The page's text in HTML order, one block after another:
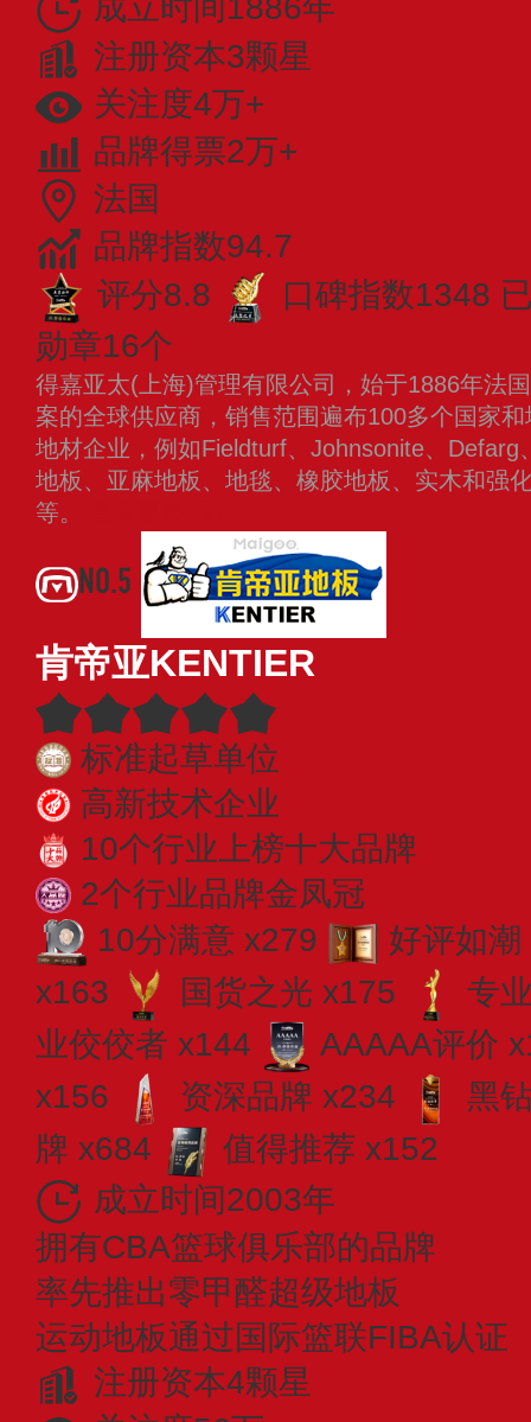
成立时间1886年
注册资本3颗星
关注度4万+
品牌得票2万+
法国
品牌指数94.7
评分8.8
口碑指数1348
勋章16个
得嘉亚太(上海)管理有限公司，始于1886年法
案的全球供应商，销售范围遍布100多个国家
地材企业，例如Fieldturf、Johnsonite、
地板、亚麻地板、地毯、橡胶地板、实木和强
等。
NO.5
肯帝亚KENTIER
标准起草单位
高新技术企业
10个行业上榜十大品牌
2个行业品牌金凤冠
10分满意 x279
好评如
x163
国货之光 x175
专
业佼佼者 x144
AAAAA评价
x156
资深品牌 x234
黑
牌 x684
值得推荐 x152
成立时间2003年
拥有CBA篮球俱乐部的品牌
率先推出零甲醛超级地板
运动地板通过国际篮联FIBA认证
注册资本4颗星